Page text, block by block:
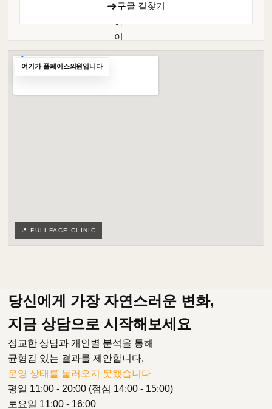
➜구글 길찾기
📍 FULLFACE CLINIC
여기가 풀페이스의원입니다
당신에게 가장 자연스러운 변화,
지금 상담으로 시작해보세요
정교한 상담과 개인별 분석을 통해
균형감 있는 결과를 제안합니다.
운영 상태를 불러오지 못했습니다
평일 11:00 - 20:00 (점심 14:00 - 15:00)
토요일 11:00 - 16:00